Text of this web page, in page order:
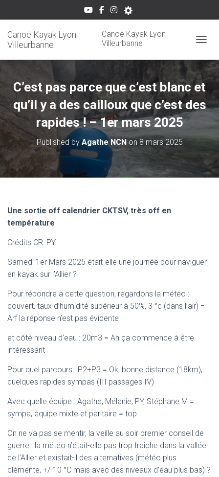
Canoë Kayak Lyon
Villeurbanne
Canoë Kayak Lyon
Villeurbanne
C’est pas parce que c’est blanc et
qu’il y a des cailloux que c’est des
rapides ! – 1er mars 2025
Published byAgathe NCNon8 mars 2025
Une sortie off calendrier CKTSV, très off en
température
Crédits CR: PY
Samedi 1er Mars 2025 était-elle une journée pour naviguer
en kayak sur l’Allier ?
Pour répondre à cette question, regardons la météo :
couvert, taux d’humidité supérieur à 50%, 3 °c (dans l’air) =
Arf la réponse n’est pas évidente
et côté niveau d’eau : 20m3 = Ah ça commence à être
intéressant
Pour quel parcours : P2+P3 = Ok, bonne distance (18km),
quelques rapides sympas (III passages IV)
Avec quelle équipe : Agathe, Mélanie, PY, Stéphane M =
sympa, équipe mixte et paritaire = top
On ne va pas se mentir, la veille au soir premier conseil de
guerre : la météo n’était-elle pas trop fraîche dans la vallée
de l’Allier et existait-il des alternatives (météo plus
clémente, +/-10 °C mais avec des niveaux d’eau plus bas) ?